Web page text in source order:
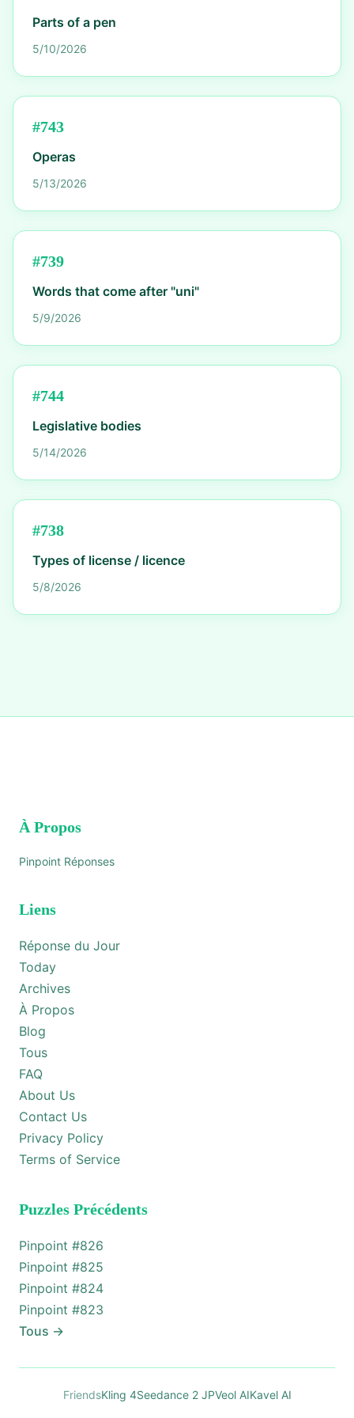
Parts of a pen
5/10/2026
#743
Operas
5/13/2026
#739
Words that come after "uni"
5/9/2026
#744
Legislative bodies
5/14/2026
#738
Types of license / licence
5/8/2026
À Propos
Pinpoint Réponses
Liens
Réponse du Jour
Today
Archives
À Propos
Blog
Tous
FAQ
About Us
Contact Us
Privacy Policy
Terms of Service
Puzzles Précédents
Pinpoint #826
Pinpoint #825
Pinpoint #824
Pinpoint #823
Tous →
FriendsKling 4Seedance 2 JPVeol AIKavel AI